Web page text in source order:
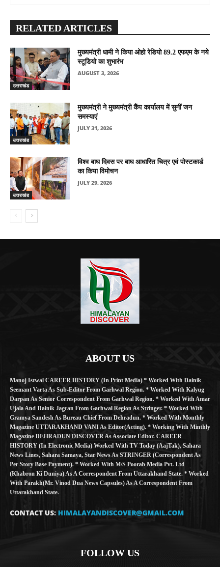
RELATED ARTICLES
उत्तराखंड
मुख्यमंत्री धामी ने किया ओहो रेडियो 89.2 एफएम के नये
स्टूडियो का शुभारंभ
AUGUST 3, 2026
उत्तराखंड
मुख्यमंत्री ने मुख्यमंत्री कैंप कार्यालय में सुनीं जन
समस्याएं
JULY 31, 2026
उत्तराखंड
विश्व बाघ दिवस पर बाघ आधारित चित्र एवं पोस्टकार्ड
का किया विमोचन
JULY 29, 2026
ABOUT US
Manoj Istwal CAREER HISTORY (in Print Media) * Worked With Dainik
Seemant Varta As Sub-Editor From Garhwal Region. * Worked With Kalyug
Darpan As Senior Correspondent From Garhwal Region. * Worked With Amar
Ujala And Dainik Jagran From Garhwal Region As Stringer. * Worked With
Gramya Sandesh As Bureau Chief From Dehradun. * Worked With Monthly
Magazine UTTARAKHAND VANI As Editor(Acting). * Working With Minthly
Magazine DEHRADUN DISCOVER As Associate Editor. CAREER
HISTORY (in Electronic Media) Worked With TV Today (AajTak), Sahara
News Lines, Sahara Samaya, Star News As STRINGER (Correspondent As
Per Story Base Payment). * Worked With M/S Poorab Media Pvt. Ltd
(Khabron Ki Duniya) As A Correspondent From Uttarakhand State. * Worked
With Parakh(Mr. Vinod Dua News Capsules) As A Correspondent From
Uttarakhand State.
CONTACT US: HIMALAYANDISCOVER@GMAIL.COM
FOLLOW US